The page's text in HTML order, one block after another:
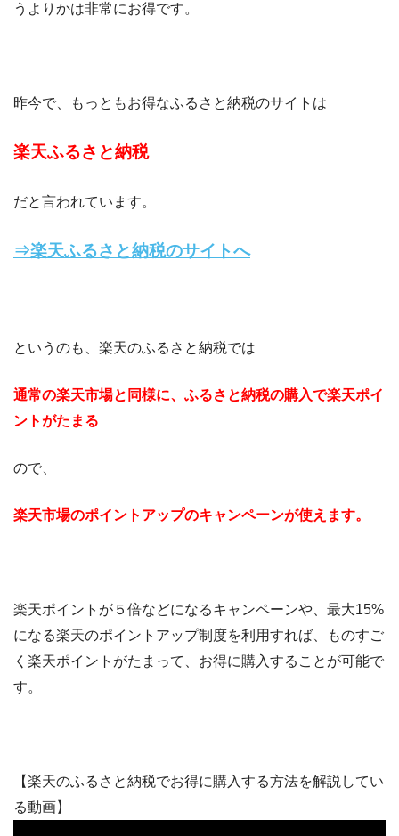
うよりかは非常にお得です。
昨今で、もっともお得なふるさと納税のサイトは
楽天ふるさと納税
だと言われています。
⇒楽天ふるさと納税のサイトへ
というのも、楽天のふるさと納税では
通常の楽天市場と同様に、ふるさと納税の購入で楽天ポイ
ントがたまる
ので、
楽天市場のポイントアップのキャンペーンが使えます。
楽天ポイントが５倍などになるキャンペーンや、最大15%
になる楽天のポイントアップ制度を利用すれば、ものすご
く楽天ポイントがたまって、お得に購入することが可能で
す。
【楽天のふるさと納税でお得に購入する方法を解説してい
る動画】